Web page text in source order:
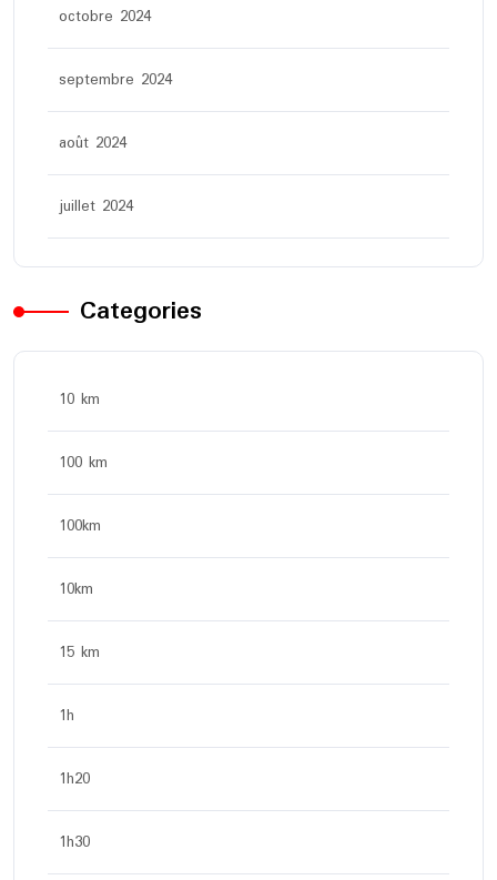
octobre 2024
septembre 2024
août 2024
juillet 2024
Categories
10 km
100 km
100km
10km
15 km
1h
1h20
1h30